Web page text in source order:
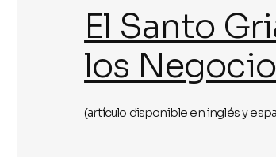
El Santo
los
(artículo disponible en inglés y